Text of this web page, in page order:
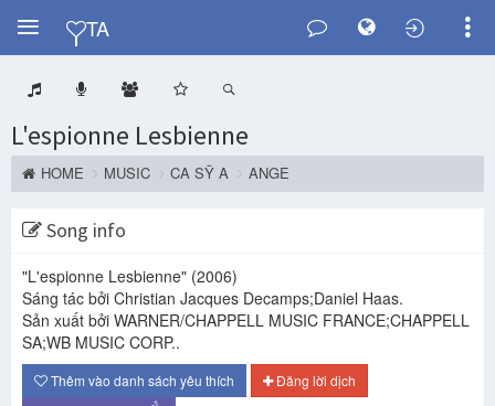
Y
TA
L'espionne Lesbienne
HOME MUSIC CA SỸ A ANGE
Song info
"L'espionne Lesbienne" (2006)
Sáng tác bởi Christian Jacques Decamps;Daniel Haas.
Sản xuất bởi WARNER/CHAPPELL MUSIC FRANCE;CHAPPELL
SA;WB MUSIC CORP..
Thêm vào danh sách yêu thích
Đăng lời dịch